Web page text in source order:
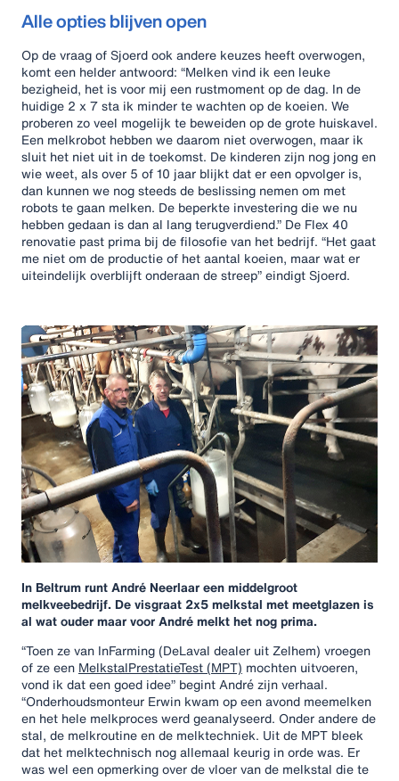
Alle opties blijven open
Op de vraag of Sjoerd ook andere keuzes heeft overwogen,
komt een helder antwoord: “Melken vind ik een leuke
bezigheid, het is voor mij een rustmoment op de dag. In de
huidige 2 x 7 sta ik minder te wachten op de koeien. We
proberen zo veel mogelijk te beweiden op de grote huiskavel.
Een melkrobot hebben we daarom niet overwogen, maar ik
sluit het niet uit in de toekomst. De kinderen zijn nog jong en
wie weet, als over 5 of 10 jaar blijkt dat er een opvolger is,
dan kunnen we nog steeds de beslissing nemen om met
robots te gaan melken. De beperkte investering die we nu
hebben gedaan is dan al lang terugverdiend.” De Flex 40
renovatie past prima bij de filosofie van het bedrijf. “Het gaat
me niet om de productie of het aantal koeien, maar wat er
uiteindelijk overblijft onderaan de streep” eindigt Sjoerd.
In Beltrum runt André Neerlaar een middelgroot
melkveebedrijf. De visgraat 2x5 melkstal met meetglazen is
al wat ouder maar voor André melkt het nog prima.
“Toen ze van InFarming (DeLaval dealer uit Zelhem) vroegen
of ze een MelkstalPrestatieTest (MPT) mochten uitvoeren,
vond ik dat een goed idee” begint André zijn verhaal.
“Onderhoudsmonteur Erwin kwam op een avond meemelken
en het hele melkproces werd geanalyseerd. Onder andere de
stal, de melkroutine en de melktechniek. Uit de MPT bleek
dat het melktechnisch nog allemaal keurig in orde was. Er
was wel een opmerking over de vloer van de melkstal die te